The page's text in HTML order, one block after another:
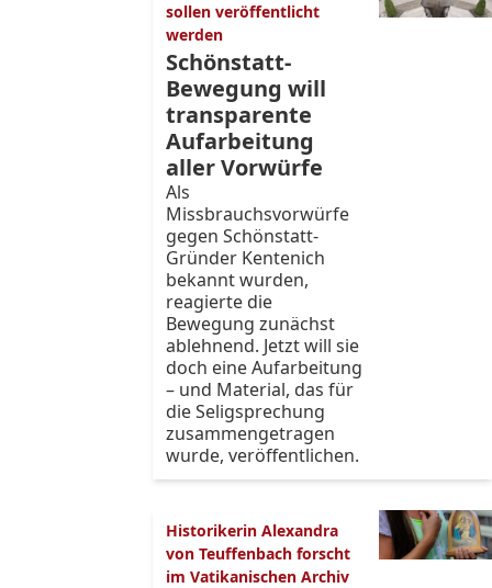
sollen veröffentlicht
werden
Schönstatt-
Bewegung will
transparente
Aufarbeitung
aller Vorwürfe
Als
Missbrauchsvorwürfe
gegen Schönstatt-
Gründer Kentenich
bekannt wurden,
reagierte die
Bewegung zunächst
ablehnend. Jetzt will sie
doch eine Aufarbeitung
– und Material, das für
die Seligsprechung
zusammengetragen
wurde, veröffentlichen.
Historikerin Alexandra
von Teuffenbach forscht
im Vatikanischen Archiv